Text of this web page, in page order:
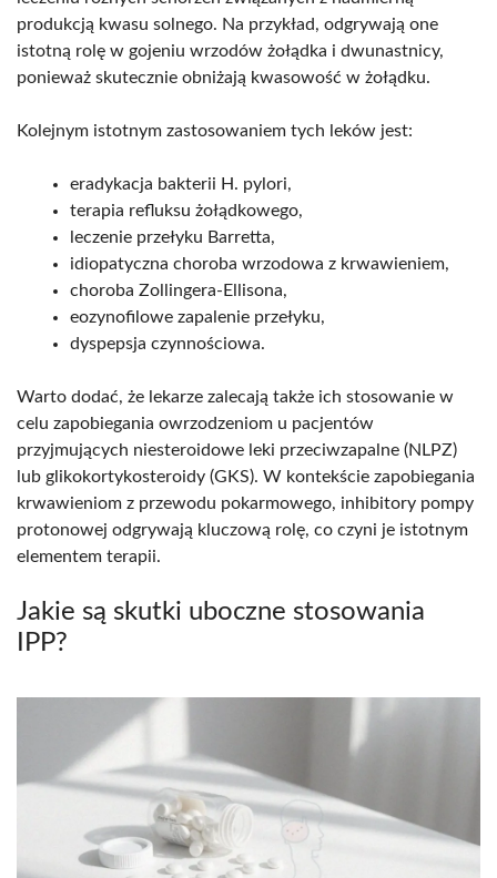
produkcją kwasu solnego. Na przykład, odgrywają one
istotną rolę w gojeniu wrzodów żołądka i dwunastnicy,
ponieważ skutecznie obniżają kwasowość w żołądku.
Kolejnym istotnym zastosowaniem tych leków jest:
eradykacja bakterii H. pylori,
terapia refluksu żołądkowego,
leczenie przełyku Barretta,
idiopatyczna choroba wrzodowa z krwawieniem,
choroba Zollingera-Ellisona,
eozynofilowe zapalenie przełyku,
dyspepsja czynnościowa.
Warto dodać, że lekarze zalecają także ich stosowanie w
celu zapobiegania owrzodzeniom u pacjentów
przyjmujących niesteroidowe leki przeciwzapalne (NLPZ)
lub glikokortykosteroidy (GKS). W kontekście zapobiegania
krwawieniom z przewodu pokarmowego, inhibitory pompy
protonowej odgrywają kluczową rolę, co czyni je istotnym
elementem terapii.
Jakie są skutki uboczne stosowania
IPP?